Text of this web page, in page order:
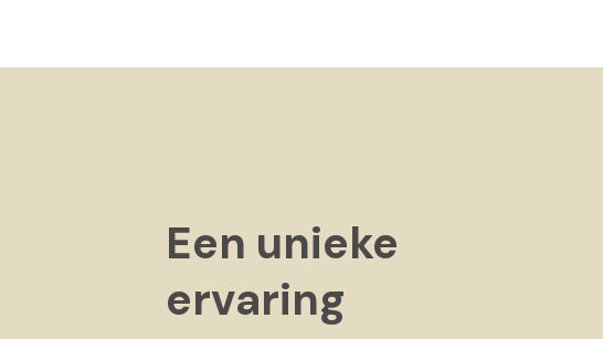
Een unieke
ervaring